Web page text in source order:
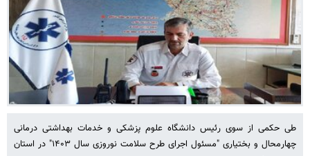
طی حکمی از سوی رئیس دانشگاه علوم پزشکی و خدمات بهداشتی درمانی
چهارمحال و بختیاری "مسئول اجرای طرح سلامت نوروزی سال ۱۴۰۳" در استان